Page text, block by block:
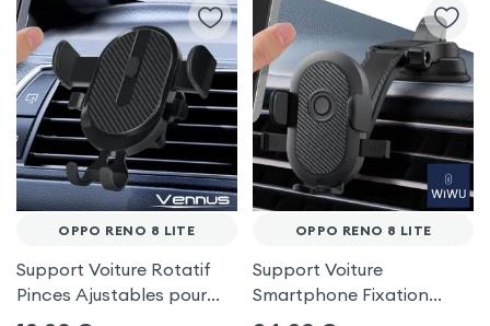
OPPO RENO 8 LITE
Support Voiture Rotatif
Pinces Ajustables pour
Oppo Reno 8 Lite
OPPO RENO 8 LITE
Support Voiture
Smartphone Fixation
Ventouse Noir, Wiwu pour